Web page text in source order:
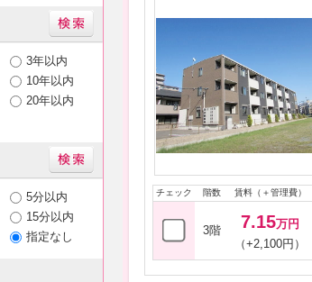
チェック 階数 賃料（＋管理費）
3階 7.15万円
（+2,100円）
3年以内
10年以内
20年以内
5分以内
15分以内
指定なし